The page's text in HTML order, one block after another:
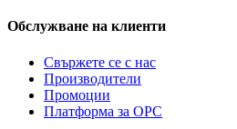
Обслужване на клиенти
Свържете се с нас
Производители
Промоции
Платформа за ОРС